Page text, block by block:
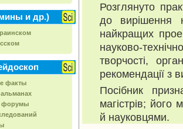
и др.)
факты
форумы
Розглянуто
до вирішення
найкращих
науково-
творчості,
рекомендації з
Посібник
магістрів;
й науковцями.